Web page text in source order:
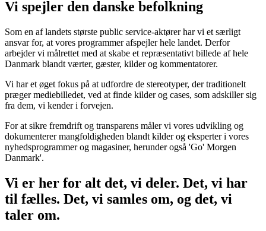
Vi spejler den danske befolkning
Som en af landets største public service-aktører har vi et særligt
ansvar for, at vores programmer afspejler hele landet. Derfor
arbejder vi målrettet med at skabe et repræsentativt billede af hele
Danmark blandt værter, gæster, kilder og kommentatorer.
Vi har et øget fokus på at udfordre de stereotyper, der traditionelt
præger mediebilledet, ved at finde kilder og cases, som adskiller sig
fra dem, vi kender i forvejen.
For at sikre fremdrift og transparens måler vi vores udvikling og
dokumenterer mangfoldigheden blandt kilder og eksperter i vores
nyhedsprogrammer og magasiner, herunder også 'Go' Morgen
Danmark'.
Vi er her for alt det, vi deler. Det, vi har
til fælles. Det, vi samles om, og det, vi
taler om.